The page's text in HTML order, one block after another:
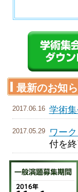
最新のお知
2017.06.16 学術
2017.05.29
ワー
付を
WS-
2017.05.15